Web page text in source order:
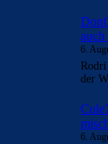
6.
Rodri
der
6.